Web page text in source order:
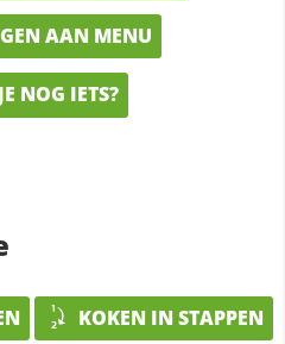
AAN MENU
NOG IETS?
KOKEN IN STAPPEN